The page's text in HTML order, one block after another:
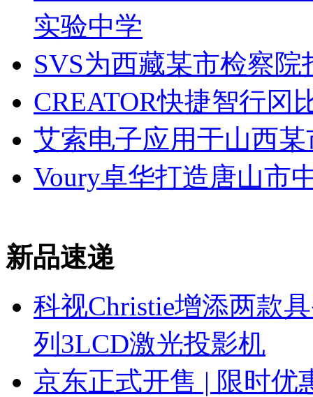
实验中学
SVS为西藏某市检察
CREATOR快捷智行冈
艾索电子应用于山西
Voury卓华打造唐山市
新品速递
科视Christie增添两款
列3LCD激光投影机
京东正式开售 | 限时优